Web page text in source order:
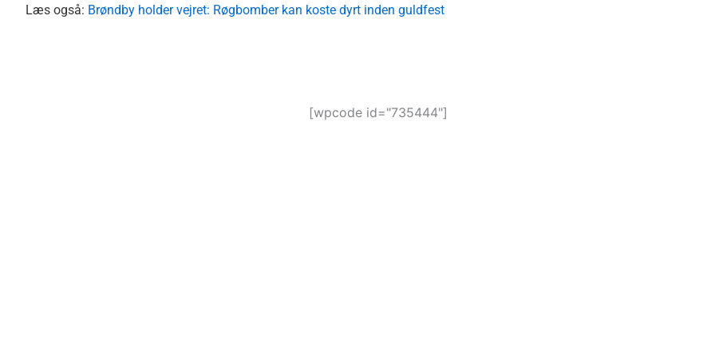
Læs også: Brøndby holder vejret: Røgbomber kan koste dyrt inden guldfest
[wpcode id="735444"]